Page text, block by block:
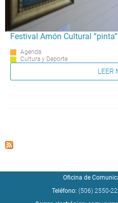
Festival Amón Cultural
Agenda
Cultura y Deporte
LEER
Oficina de
Teléfono: (506) 2550-